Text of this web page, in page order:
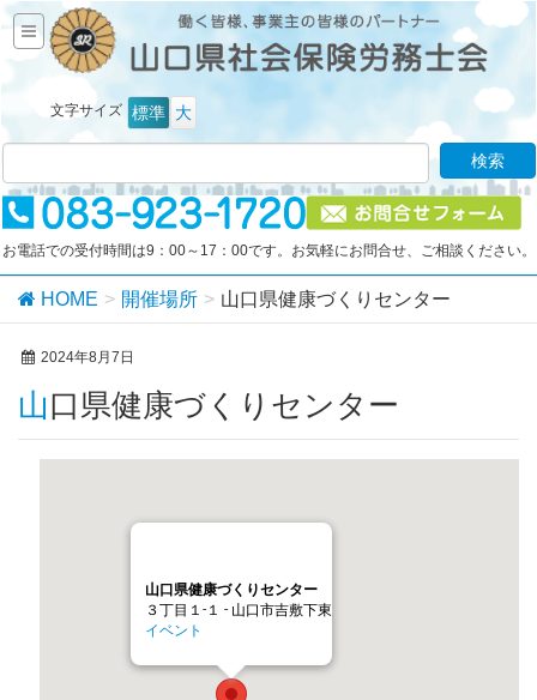
文字サイズ 標準 大
お電話での受付時間は9：00～17：00です。お気軽にお問合せ、ご相談ください。
HOME 開催場所 山口県健康づくりセンター
2024年8月7日
山口県健康づくりセンター
山口県健康づくりセンター
３丁目１-１ - 山口市吉敷下東
イベント